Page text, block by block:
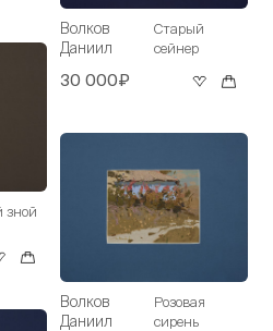
зной
Волков
Даниил
Старый
сейнер
30 000₽
Волков
Даниил
Розовая
сирень